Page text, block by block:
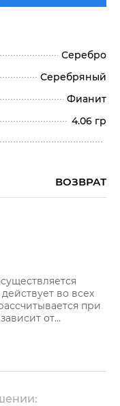
Серебро
Серебряный
Фианит
4.06 гр
ВОЗВРАТ
во всех
при
от